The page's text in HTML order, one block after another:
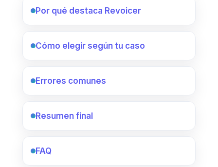
Por qué destaca Revoicer
Cómo elegir según tu caso
Errores comunes
Resumen final
FAQ